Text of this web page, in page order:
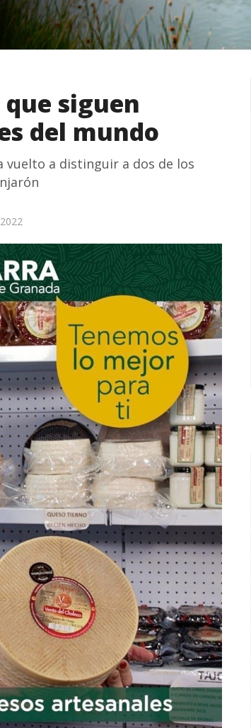
siguen
del mundo
vuelto a distinguir a dos de los